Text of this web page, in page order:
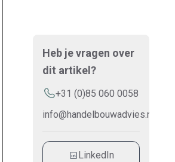
Heb je vragen over
dit artikel?
+31 (0)85 060 0058
info@handelbouwadvies.nl
LinkedIn